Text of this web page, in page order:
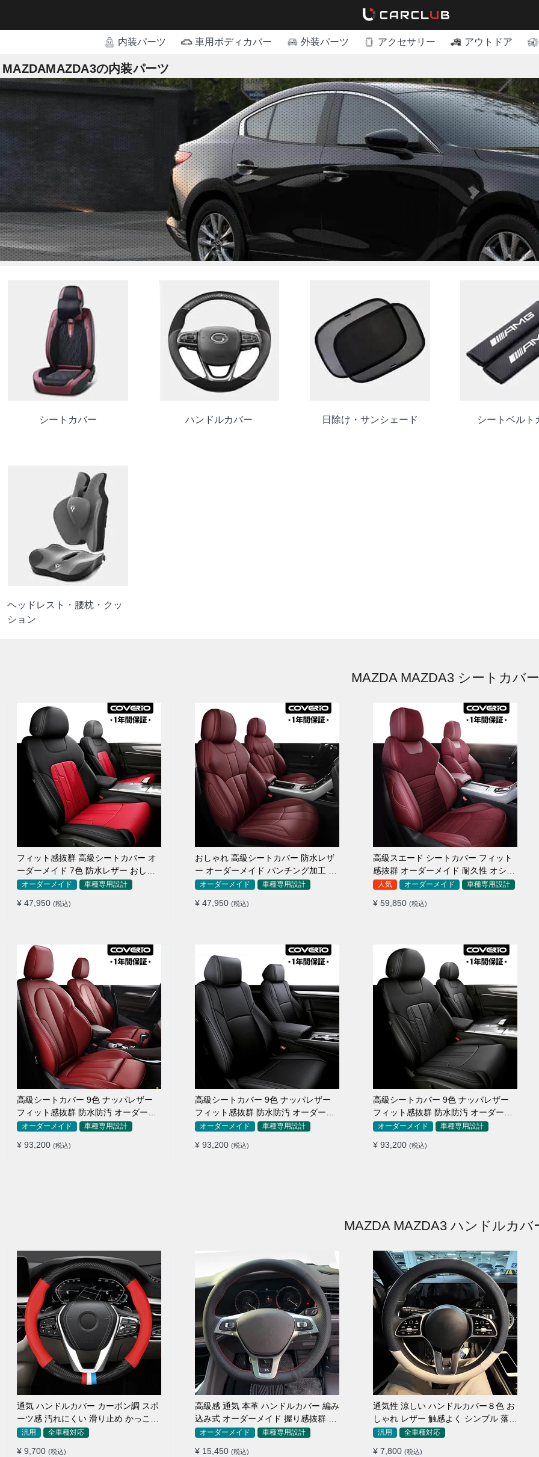
内装パーツ 車用ボディカバー 外装パーツ アクセサリー アウトドア
MAZDAMAZDA3の内装パーツ
シートカバー ハンドルカバー 日除け・サンシェード シートベルト
ヘッドレスト・腰枕・クッ
ション
MAZDA MAZDA3 シートカバー
フィット感抜群 高級シートカバー オ
ーダーメイド 7色 防水レザー おしゃ
れ 全席セット
オーダーメイド 車種専用設計
¥ 47,950 (税込)
おしゃれ 高級シートカバー 防水レザ
ー オーダーメイド パンチング加工 9
色 全席セット
オーダーメイド 車種専用設計
¥ 47,950 (税込)
高級スエード シートカバー フィット
感抜群 オーダーメイド 耐久性 オシャ
レ 全席セット
人気 オーダーメイド 車種専用設計
¥ 59,850 (税込)
高級シートカバー 9色 ナッパレザー
フィット感抜群 防水防汚 オーダーメ
イド 全席セット
オーダーメイド 車種専用設計
¥ 93,200 (税込)
高級シートカバー 9色 ナッパレザー
フィット感抜群 防水防汚 オーダーメ
イド 全席セット
オーダーメイド 車種専用設計
¥ 93,200 (税込)
高級シートカバー 9色 ナッパレザー
フィット感抜群 防水防汚 オーダーメ
イド 全席セット
オーダーメイド 車種専用設計
¥ 93,200 (税込)
MAZDA MAZDA3 ハンドルカバ
通気 ハンドルカバー カーボン調 スポ
ーツ感 汚れにくい 滑り止め かっこい
い 取り付け簡単 38CM
汎用 全車種対応
¥ 9,700 (税込)
高級感 通気 本革 ハンドルカバー 編み
込み式 オーダーメイド 握り感抜群 操
作性アップ
オーダーメイド 車種専用設計
¥ 15,450 (税込)
通気性 涼しい ハンドルカバー８色 お
しゃれ レザー 触感よく シンブル 落ち
着いた気品 35~40CM
汎用 全車種対応
¥ 7,800 (税込)